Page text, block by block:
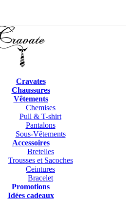
Cravates
Chaussures
Vêtements
Chemises
Pull & T-shirt
Pantalons
Sous-Vêtements
Accessoires
Bretelles
Trousses et Sacoches
Ceintures
Bracelet
Promotions
Idées cadeaux